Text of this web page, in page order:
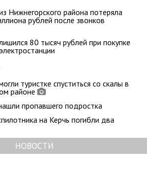
Нижнегорского района потеряла
рублей после звонков
80 тысяч рублей при покупке
туристке спуститься со скалы в
районе
пропавшего подростка
на Керчь погибли два
НОВОСТИ